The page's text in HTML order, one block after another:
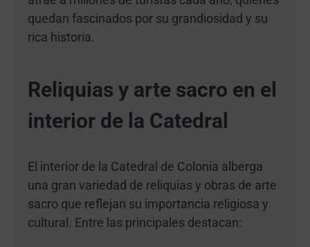
quedan fascinados por su grandiosidad y su
rica historia.
Reliquias y arte sacro en el
interior de la Catedral
El interior de la Catedral de Colonia alberga
una gran variedad de reliquias y obras de arte
sacro que reflejan su importancia religiosa y
cultural. Entre las principales destacan: